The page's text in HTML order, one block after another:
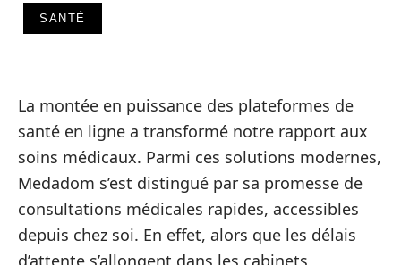
SANTÉ
La montée en puissance des plateformes de
santé en ligne a transformé notre rapport aux
soins médicaux. Parmi ces solutions modernes,
Medadom s’est distingué par sa promesse de
consultations médicales rapides, accessibles
depuis chez soi. En effet, alors que les délais
d’attente s’allongent dans les cabinets